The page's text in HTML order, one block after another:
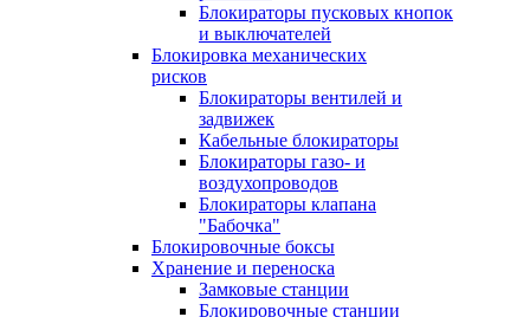
Блокираторы пусковых кнопок
и выключателей
Блокировка механических
рисков
Блокираторы вентилей и
задвижек
Кабельные блокираторы
Блокираторы газо- и
воздухопроводов
Блокираторы клапана
"Бабочка"
Блокировочные боксы
Хранение и переноска
Замковые станции
Блокировочные станции